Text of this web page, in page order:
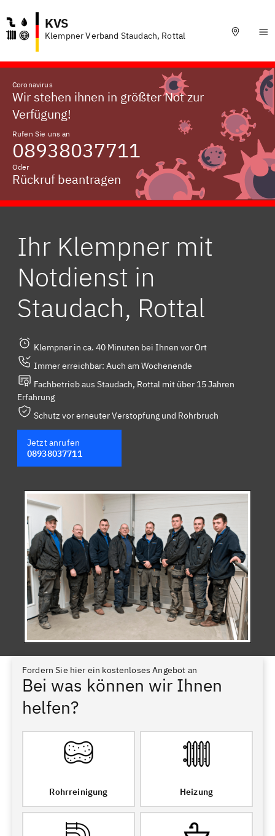
KVS
Klempner Verband Staudach, Rottal
Coronavirus
Wir stehen ihnen in größter Not zur
Verfügung!
Rufen Sie uns an
08938037711
Oder
Rückruf beantragen
Ihr Klempner mit
Notdienst in
Staudach, Rottal
Klempner in ca. 40 Minuten bei Ihnen vor Ort
Immer erreichbar: Auch am Wochenende
Fachbetrieb aus Staudach, Rottal mit über 15 Jahren
Erfahrung
Schutz vor erneuter Verstopfung und Rohrbruch
Jetzt anrufen
08938037711
Fordern Sie hier ein kostenloses Angebot an
Bei was können wir Ihnen
helfen?
Rohrreinigung Heizung